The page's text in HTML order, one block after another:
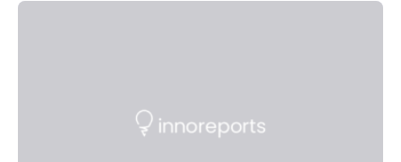
Labor für Mikrobiologie Für das Projekt „Microverse“ hat